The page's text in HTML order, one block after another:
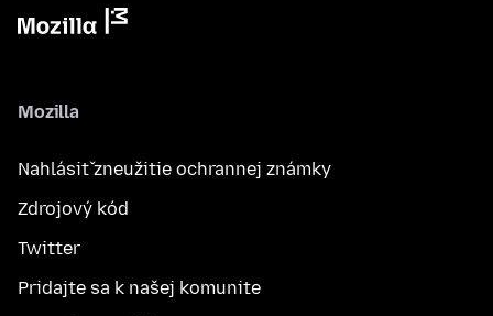
Mozilla
Nahlásiť zneužitie ochrannej známky
Zdrojový kód
Twitter
Pridajte sa k našej komunite